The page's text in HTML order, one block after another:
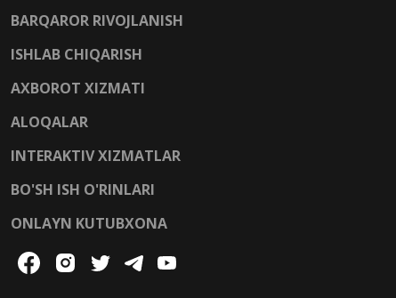
BARQAROR RIVOJLANISH
ISHLAB CHIQARISH
AXBOROT XIZMATI
ALOQALAR
INTERAKTIV XIZMATLAR
BO'SH ISH O'RINLARI
ONLAYN KUTUBXONA